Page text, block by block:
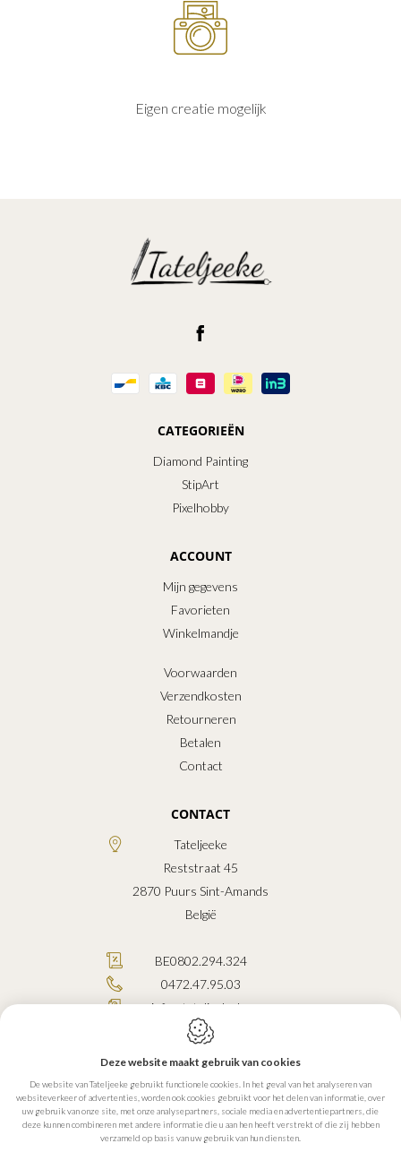
Eigen creatie mogelijk
CATEGORIEËN
Diamond Painting
StipArt
Pixelhobby
ACCOUNT
Mijn gegevens
Favorieten
Winkelmandje
Voorwaarden
Verzendkosten
Retourneren
Betalen
Contact
CONTACT
Tateljeeke
Reststraat 45
2870 Puurs Sint-Amands
België
BE0802.294.324
0472.47.95.03
info@tateljeeke.be
Webdesign by IDcreation 2026
Cookie policy
Privacy policy
Deze website maakt gebruik van cookies
De website van Tateljeeke gebruikt functionele cookies. In het geval van het analyseren van
websiteverkeer of advertenties, worden ook cookies gebruikt voor het delen van informatie, over
uw gebruik van onze site, met onze analysepartners, sociale media en advertentiepartners, die
deze kunnen combineren met andere informatie die u aan hen heeft verstrekt of die zij hebben
verzameld op basis van uw gebruik van hun diensten.